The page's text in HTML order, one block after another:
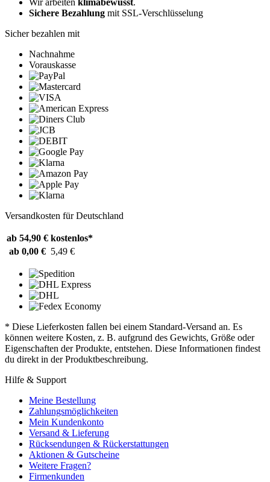
Wir arbeiten klimabewusst.
Sichere Bezahlung mit SSL-Verschlüsselung
Sicher bezahlen mit
Nachnahme
Vorauskasse
Versandkosten für Deutschland
ab 54,90 € kostenlos*
ab 0,00 € 5,49 €
* Diese Lieferkosten fallen bei einem Standard-Versand an. Es
können weitere Kosten, z. B. aufgrund des Gewichts, Größe oder
Eigenschaften der Produkte, entstehen. Diese Informationen findest
du direkt in der Produktbeschreibung.
Hilfe & Support
Meine Bestellung
Zahlungsmöglichkeiten
Mein Kundenkonto
Versand & Lieferung
Rücksendungen & Rückerstattungen
Aktionen & Gutscheine
Weitere Fragen?
Firmenkunden